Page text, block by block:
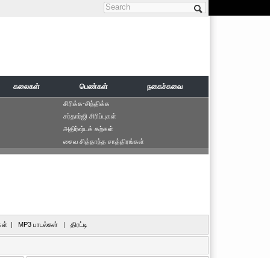
Search form
கலைகள் பெண்கள் நகைச்சுவை
சிரிக்க-சிந்திக்க
சர்தார்ஜி சிரிப்புகள்
அதிர்ஷ்டக் கற்கள்
சைவ சித்தாந்த சாத்திரங்கள்
| MP3 பாடல்கள் | திரட்டி